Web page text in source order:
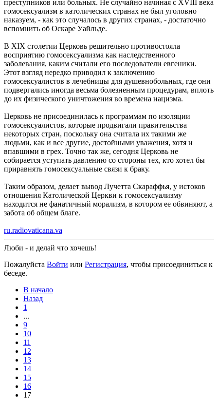
преступников или больных. Не случайно начиная с XVIII века
гомосексуализм в католических странах не был уголовно
наказуем, - как это случалось в других странах, - достаточно
вспомнить об Оскаре Уайльде.
В XIX столетии Церковь решительно противостояла
восприятию гомосексуализма как наследственного
заболевания, каким считали его последователи евгеники.
Этот взгляд нередко приводил к заключению
гомосексуалистов в лечебницы для душевнобольных, где они
подвергались иногда весьма болезненным процедурам, вплоть
до их физического уничтожения во времена нацизма.
Церковь не присоединилась к программам по изоляции
гомосексуалистов, которые продвигали правительства
некоторых стран, поскольку она считала их такими же
людьми, как и все другие, достойными уважения, хотя и
впавшими в грех. Точно так же, сегодня Церковь не
собирается уступать давлению со стороны тех, кто хотел бы
приравнять гомосексуальные связи к браку.
Таким образом, делает вывод Лучетта Скараффья, у истоков
отношения Католической Церкви к гомосексуализму
находится не фанатичный морализм, в котором ее обвиняют, а
забота об общем благе.
ru.radiovaticana.va
Люби - и делай что хочешь!
Пожалуйста Войти или Регистрация, чтобы присоединиться к
беседе.
В начало
Назад
1
...
9
10
11
12
13
14
15
16
17